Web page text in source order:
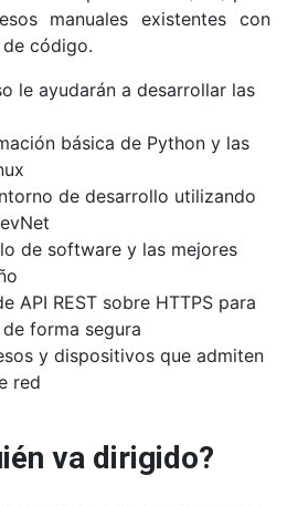
manuales existentes con
código.
le ayudarán a desarrollar las
básica de Python y las
de desarrollo utilizando
de software y las mejores
API REST sobre HTTPS para
forma segura
y dispositivos que admiten
red
va dirigido?